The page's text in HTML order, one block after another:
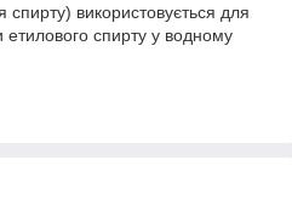
використовується для
етилового спирту у водному